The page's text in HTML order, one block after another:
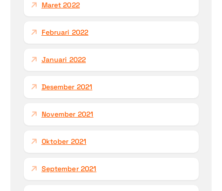
Maret 2022
Februari 2022
Januari 2022
Desember 2021
November 2021
Oktober 2021
September 2021